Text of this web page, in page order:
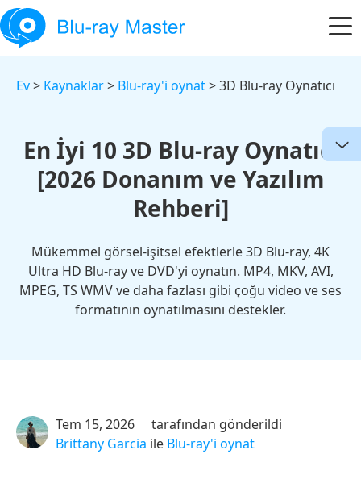
Ev> Kaynaklar> Blu-ray'i oynat> 3D Blu-ray Oynatıcı
En İyi 10 3D Blu-ray Oynatıcı
[2026 Donanım ve Yazılım
Rehberi]
Mükemmel görsel-işitsel efektlerle 3D Blu-ray, 4K
Ultra HD Blu-ray ve DVD'yi oynatın. MP4, MKV, AVI,
MPEG, TS WMV ve daha fazlası gibi çoğu video ve ses
formatının oynatılmasını destekler.
Tem 15, 2026
tarafından gönderildi
Brittany Garcia ile Blu-ray'i oynat